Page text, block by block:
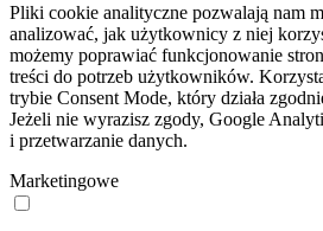
Pliki cookie analityczne pozwalają nam
analizować, jak użytkownicy z niej
możemy poprawiać funkcjonowanie
treści do potrzeb użytkowników.
trybie Consent Mode, który działa
Jeżeli nie wyrazisz zgody, Google
i przetwarzanie danych.
Marketingowe